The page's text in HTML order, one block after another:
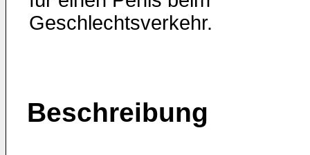
Geschlechtsverkehr.
Beschreibung